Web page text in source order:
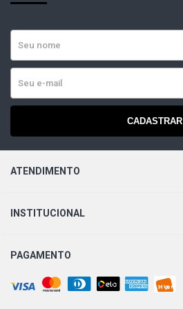
CADASTRAR
ATENDIMENTO
INSTITUCIONAL
PAGAMENTO